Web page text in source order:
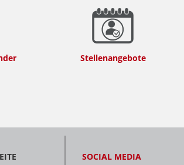
Stellenangebote
SOCIAL MEDIA